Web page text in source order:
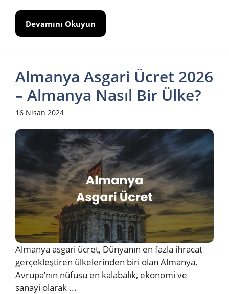
Devamını Okuyun
Almanya Asgari Ücret 2026
– Almanya Nasıl Bir Ülke?
16 Nisan 2024
Almanya asgari ücret, Dünyanın en fazla ihracat
gerçekleştiren ülkelerinden biri olan Almanya,
Avrupa’nın nüfusu en kalabalık, ekonomi ve
sanayi olarak ...